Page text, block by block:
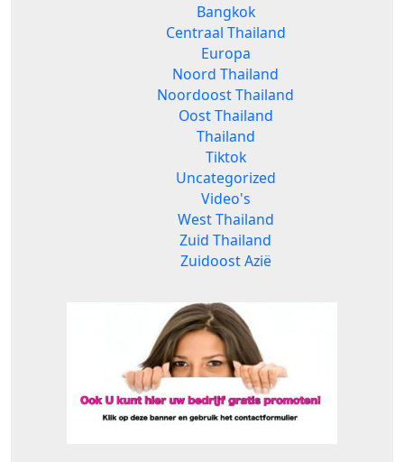
Bangkok
Centraal Thailand
Europa
Noord Thailand
Noordoost Thailand
Oost Thailand
Thailand
Tiktok
Uncategorized
Video's
West Thailand
Zuid Thailand
Zuidoost Azië